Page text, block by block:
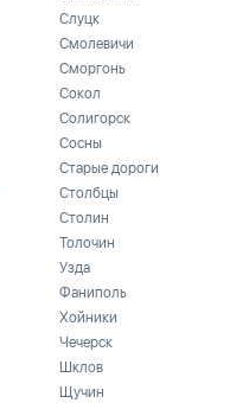
Слуцк
Смолевичи
Сморгонь
Сокол
Солигорск
Сосны
Старые дороги
Столбцы
Столин
Толочин
Узда
Фаниполь
Хойники
Чечерск
Шклов
Щучин